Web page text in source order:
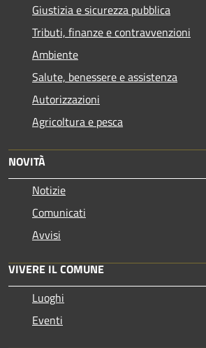
Giustizia e sicurezza pubblica
Tributi, finanze e contravvenzioni
Ambiente
Salute, benessere e assistenza
Autorizzazioni
Agricoltura e pesca
NOVITÀ
Notizie
Comunicati
Avvisi
VIVERE IL COMUNE
Luoghi
Eventi